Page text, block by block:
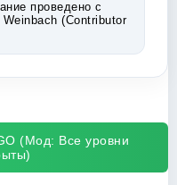
проведено с
(Contributor
(Мод: Все уровни